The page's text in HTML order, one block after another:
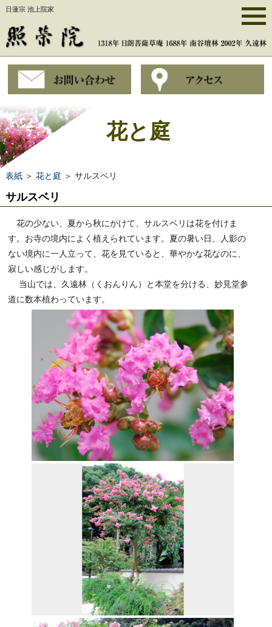
日蓮宗 池上院家
花と庭
表紙＞ 花と庭 ＞ サルスベリ
サルスベリ
花の少ない、夏から秋にかけて、サルスベリは花を付けま
す。お寺の境内によく植えられています。夏の暑い日、人影の
ない境内に一人立って、花を見ていると、華やかな花なのに、
寂しい感じがします。
当山では、久遠林（くおんりん）と本堂を分ける、妙見堂参
道に数本植わっています。